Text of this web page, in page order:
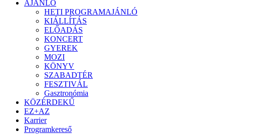
AJÁNLÓ
HETI PROGRAMAJÁNLÓ
KIÁLLÍTÁS
ELŐADÁS
KONCERT
GYEREK
MOZI
KÖNYV
SZABADTÉR
FESZTIVÁL
Gasztronómia
KÖZÉRDEKŰ
EZ+AZ
Karrier
Programkereső